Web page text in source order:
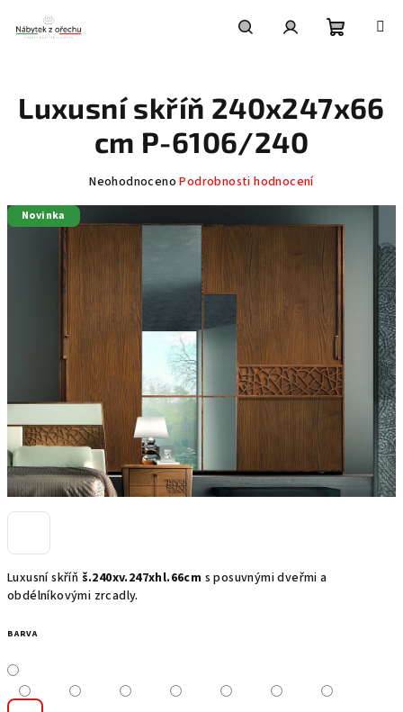
obsah
košík
Luxusní skříň š.240xv.247xhl.66cm s posuvnými dveřmi a
obdélníkovými zrcadly.
BARVA
Luxusní skříň 240x247x66
cm P-6106/240
Průměrné
je
0,0
hvězdiček.
Neohodnoceno Podrobnosti hodnocení
Novinka